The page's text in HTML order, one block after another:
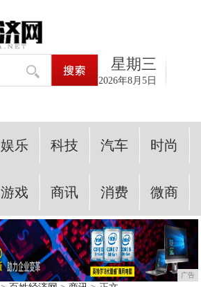
星期三
2026年8月5日
娱乐 科技 汽车 时尚
游戏 商讯 消费 微商
广告